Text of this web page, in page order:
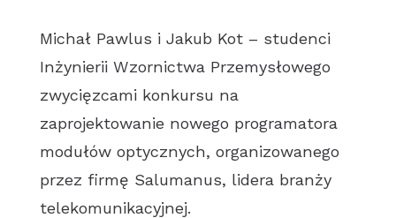
Michał Pawlus i Jakub Kot – studenci
Inżynierii Wzornictwa Przemysłowego
zwycięzcami konkursu na
zaprojektowanie nowego programatora
modułów optycznych, organizowanego
przez firmę Salumanus, lidera branży
telekomunikacyjnej.